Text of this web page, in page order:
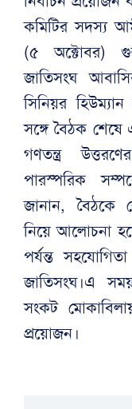
কমিটির সদস্য
(৫ অক্টোবর)
জাতিসংঘ
সিনিয়র
সঙ্গে বৈঠক শেষে
গণতন্ত্র
পারস্পরিক
জানান, বৈঠকে
নিয়ে আলোচনা
পর্যন্ত
জাতিসংঘ।এ
সংকট
প্রয়োজন।